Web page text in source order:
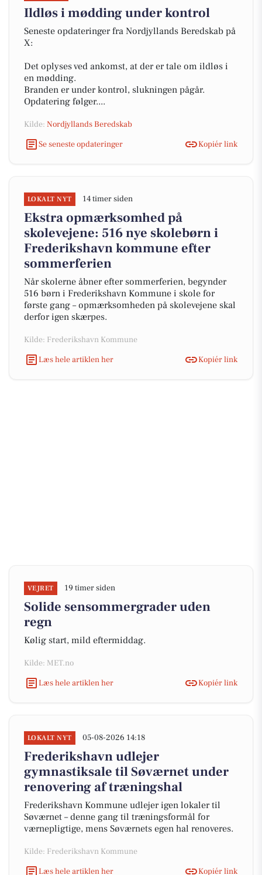
Ildløs i mødding under kontrol
Seneste opdateringer fra Nordjyllands Beredskab på
X:
Det oplyses ved ankomst, at der er tale om ildløs i
en mødding.
Branden er under kontrol, slukningen pågår.
Opdatering følger....
Kilde: Nordjyllands Beredskab
Se seneste opdateringer
Kopiér link
LOKALT NYT 14 timer siden
Ekstra opmærksomhed på
skolevejene: 516 nye skolebørn i
Frederikshavn kommune efter
sommerferien
Når skolerne åbner efter sommerferien, begynder
516 børn i Frederikshavn Kommune i skole for
første gang – opmærksomheden på skolevejene skal
derfor igen skærpes.
Kilde: Frederikshavn Kommune
Læs hele artiklen her
Kopiér link
VEJRET 19 timer siden
Solide sensommergrader uden
regn
Kølig start, mild eftermiddag.
Kilde: MET.no
Læs hele artiklen her
Kopiér link
LOKALT NYT 05-08-2026 14:18
Frederikshavn udlejer
gymnastiksale til Søværnet under
renovering af træningshal
Frederikshavn Kommune udlejer igen lokaler til
Søværnet – denne gang til træningsformål for
værnepligtige, mens Søværnets egen hal renoveres.
Kilde: Frederikshavn Kommune
Læs hele artiklen her
Kopiér link